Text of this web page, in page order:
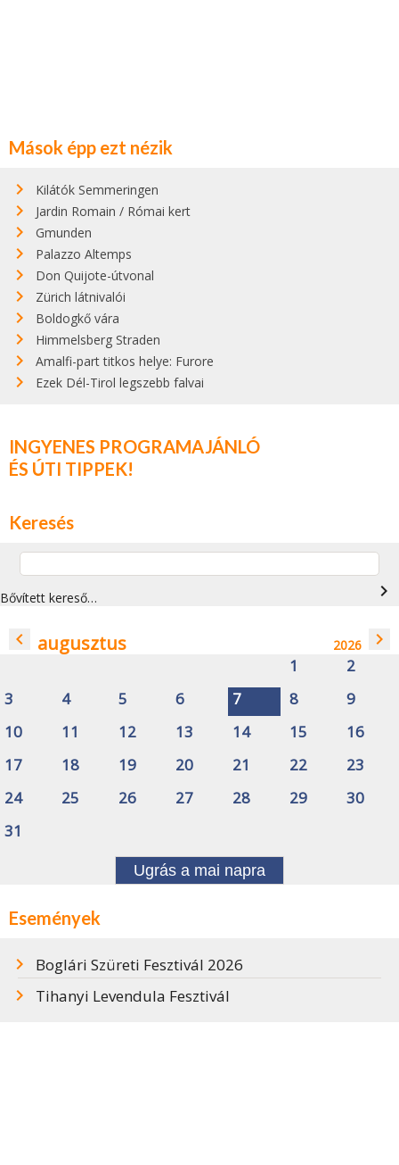
Mások épp ezt nézik
Kilátók Semmeringen
Jardin Romain / Római kert
Gmunden
Palazzo Altemps
Don Quijote-útvonal
Zürich látnivalói
Boldogkő vára
Himmelsberg Straden
Amalfi-part titkos helye: Furore
Ezek Dél-Tirol legszebb falvai
INGYENES PROGRAMAJÁNLÓ
ÉS ÚTI TIPPEK!
Keresés
Bővített kereső… navigate_next
navigate_before augusztus 2026 navigate_next
1
2
3
4 5 6 7 8
9
10
11 12 13 14 15
16
17
18 19 20 21 22
23
24
25 26 27 28 29
30
31
Ugrás a mai napra
Események
Boglári Szüreti Fesztivál 2026
Tihanyi Levendula Fesztivál